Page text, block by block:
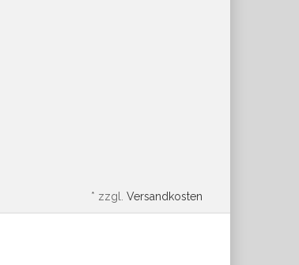
* zzgl. Versandkosten